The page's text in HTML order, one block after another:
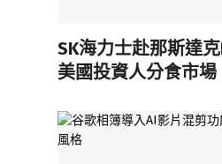
SK海力士赴那斯達
美國投資人分食市場